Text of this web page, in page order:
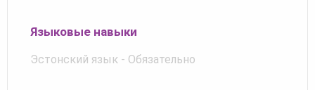
Языковые навыки
Эстонский язык - Обязательно